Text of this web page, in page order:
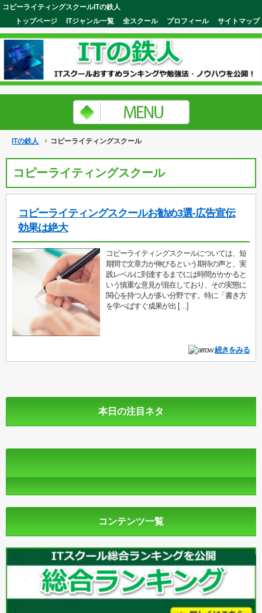
コピーライティングスクールITの鉄人
サイトマップ
プロフィール
全スクール
ITジャンル一覧
トップページ
ITの鉄人 コピーライティングスクール
コピーライティングスクール
コピーライティングスクールお勧め3選-広告宣伝
効果は絶大
コピーライティングスクールについては、短
期間で文章力が伸びるという期待の声と、実
践レベルに到達するまでには時間がかかると
いう慎重な意見が混在しており、その実態に
関心を持つ人が多い分野です。特に「書き方
を学べばすぐ成果が出 […]
続きをみる
本日の注目ネタ
コンテンツ一覧